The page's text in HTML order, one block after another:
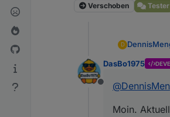
Verschoben Tester
D
Offline
DasBo1975
@
Moin.